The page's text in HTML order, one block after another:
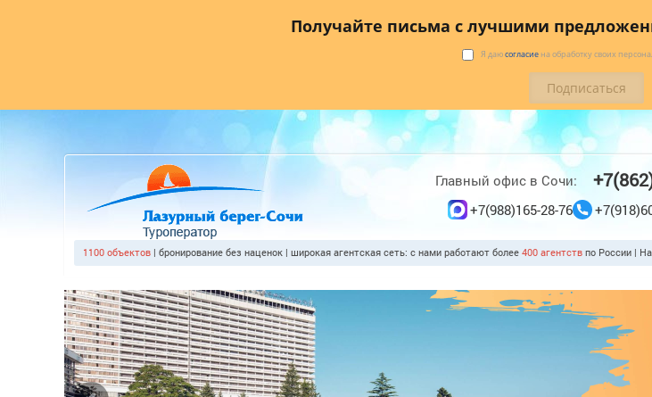
Получайте письма с лучшими
Я даюсогласие на обработку своих
Агентствам
Главный офис в Сочи:
+7(988)165-28-76
1100 объектов | бронирование без наценок | широкая агентская сеть: с нами работают более 400 агентств по России |